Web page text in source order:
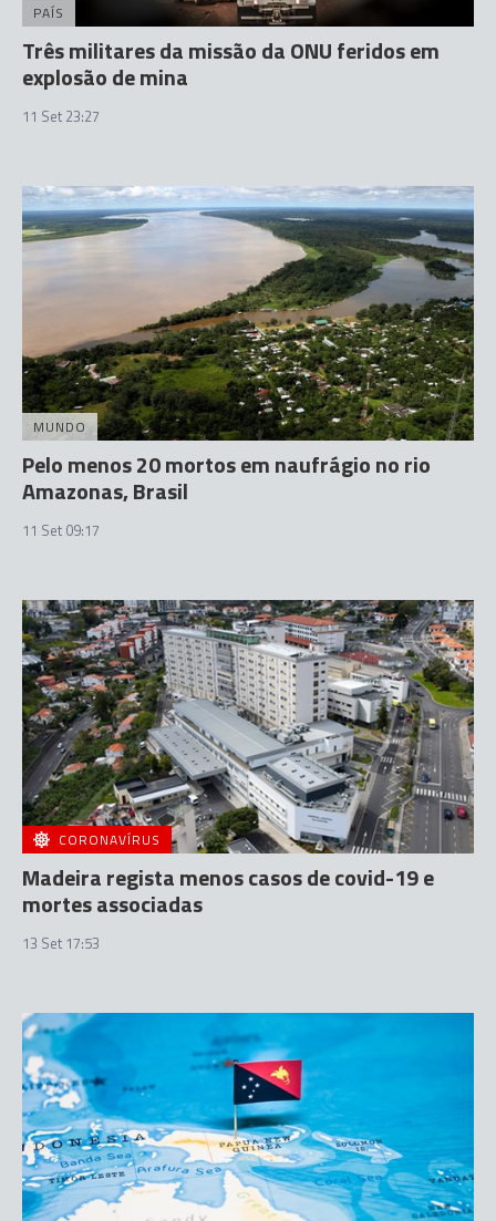
PAÍS
Três militares da missão da ONU feridos em
explosão de mina
11 Set 23:27
MUNDO
Pelo menos 20 mortos em naufrágio no rio
Amazonas, Brasil
11 Set 09:17
CORONAVÍRUS
Madeira regista menos casos de covid-19 e
mortes associadas
13 Set 17:53